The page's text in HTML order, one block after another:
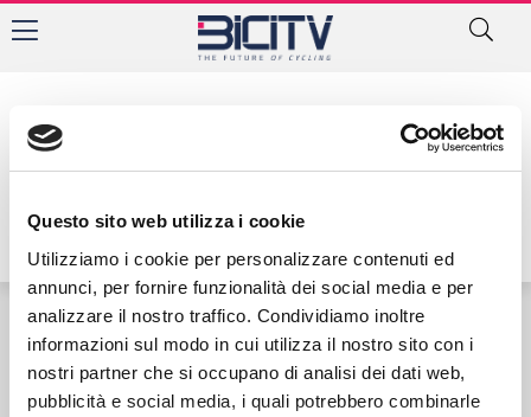
Questo sito web utilizza i cookie
Utilizziamo i cookie per personalizzare contenuti ed
annunci, per fornire funzionalità dei social media e per
analizzare il nostro traffico. Condividiamo inoltre
informazioni sul modo in cui utilizza il nostro sito con i
nostri partner che si occupano di analisi dei dati web,
pubblicità e social media, i quali potrebbero combinarle
Contatti Privacy Policy Cookie Policy